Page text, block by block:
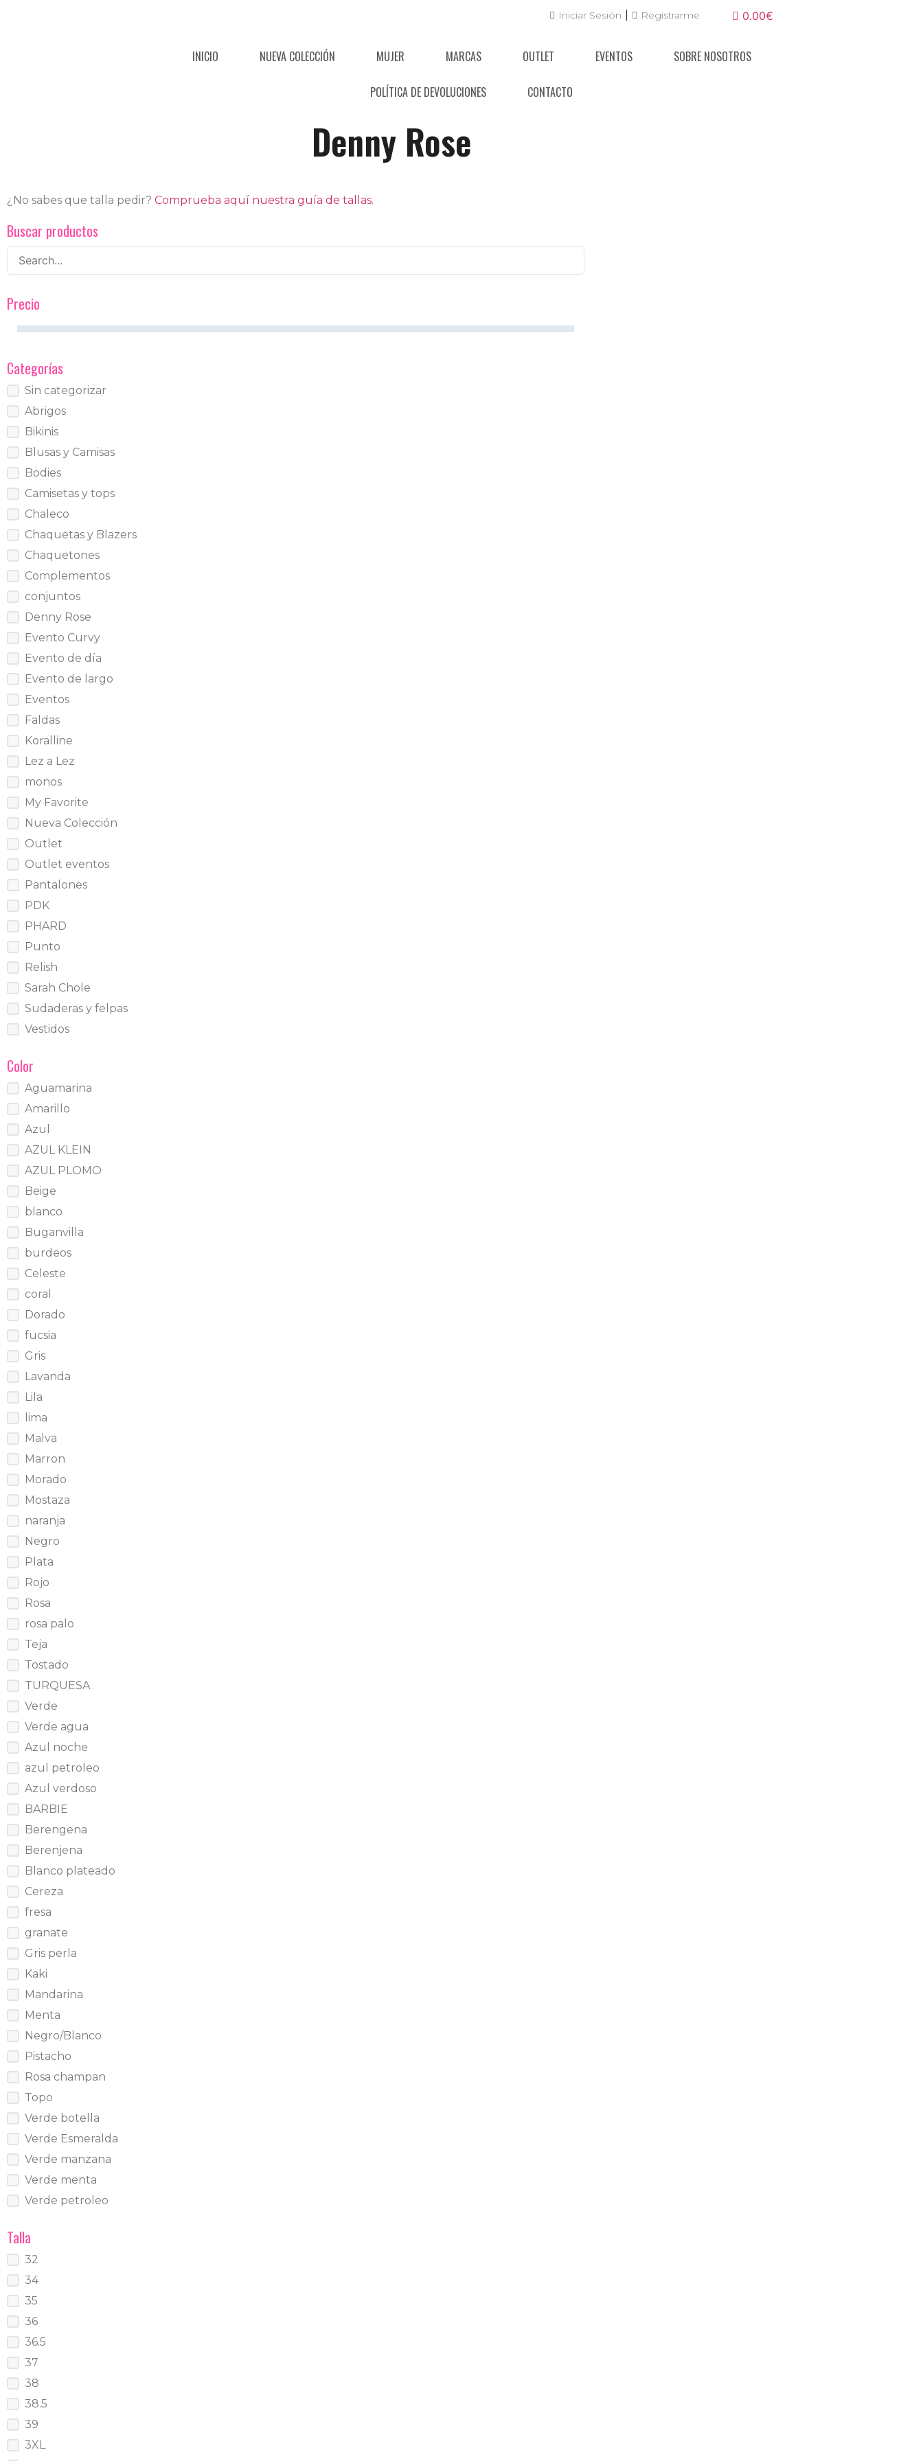
Iniciar Sesión Registrarme 0.00€
INICIO NUEVA COLECCIÓN MUJER MARCAS OUTLET EVENTOS SOBRE NOSOTROS
POLÍTICA DE DEVOLUCIONES CONTACTO
Denny Rose
¿No sabes que talla pedir? Comprueba aquí nuestra guía de tallas.
Buscar productos
Precio
Categorías
Sin categorizar
Abrigos
Bikinis
Blusas y Camisas
Bodies
Camisetas y tops
Chaleco
Chaquetas y Blazers
Chaquetones
Complementos
conjuntos
Denny Rose
Evento Curvy
Evento de día
Evento de largo
Eventos
Faldas
Koralline
Lez a Lez
monos
My Favorite
Nueva Colección
Outlet
Outlet eventos
Pantalones
PDK
PHARD
Punto
Relish
Sarah Chole
Sudaderas y felpas
Vestidos
Color
Aguamarina
Amarillo
Azul
AZUL KLEIN
AZUL PLOMO
Beige
blanco
Buganvilla
burdeos
Celeste
coral
Dorado
fucsia
Gris
Lavanda
Lila
lima
Malva
Marron
Morado
Mostaza
naranja
Negro
Plata
Rojo
Rosa
rosa palo
Teja
Tostado
TURQUESA
Verde
Verde agua
Azul noche
azul petroleo
Azul verdoso
BARBIE
Berengena
Berenjena
Blanco plateado
Cereza
fresa
granate
Gris perla
Kaki
Mandarina
Menta
Negro/Blanco
Pistacho
Rosa champan
Topo
Verde botella
Verde Esmeralda
Verde manzana
Verde menta
Verde petroleo
Talla
32
34
35
36
36.5
37
38
38.5
39
3XL